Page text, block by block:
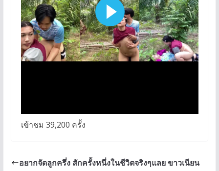
เข้าชม 39,200 ครั้ง
อยากจัดลูกครึ่ง สักครั้งหนึ่งในชีวิตจริงๆแลย ขาวเนียน